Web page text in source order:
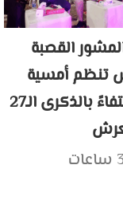
القصبة
تنظم أمسية
فنية احتفاءً بالذكرى الـ27